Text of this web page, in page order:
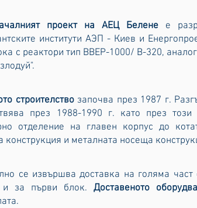
проект на АЕЦ Беленее
институти АЭП - Киев и
с реактори тип ВВЕР-1000/ В-320,
строителство започва през 1987 г.
през 1988-1990 г. като през
отделение на главен корпус до
конструкция и металната носеща
се извършва доставка на голяма част
и за първи блок.Доставеното